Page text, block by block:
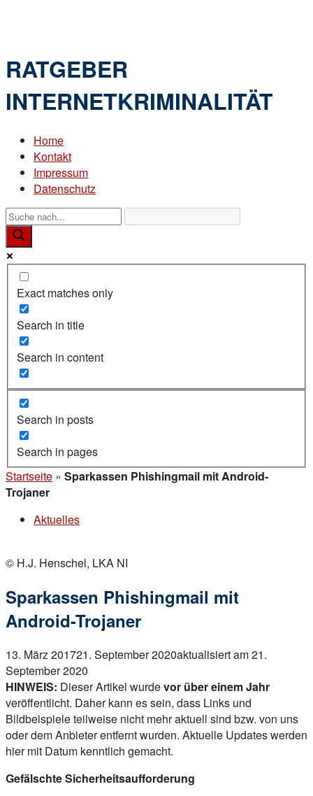
RATGEBER
INTERNETKRIMINALITÄT
Home
Kontakt
Impressum
Datenschutz
Exact matches only
Search in title
Search in content
Search in posts
Search in pages
Startseite » Sparkassen Phishingmail mit Android-
Trojaner
Aktuelles
© H.J. Henschel, LKA NI
Sparkassen Phishingmail mit
Android-Trojaner
13. März 201721. September 2020aktualisiert am 21.
September 2020
HINWEIS: Dieser Artikel wurdevor über einem Jahr
veröffentlicht. Daher kann es sein, dass Links und
Bildbeispiele teilweise nicht mehr aktuell sind bzw. von uns
oder dem Anbieter entfernt wurden. Aktuelle Updates werden
hier mit Datum kenntlich gemacht.
Gefälschte Sicherheitsaufforderung